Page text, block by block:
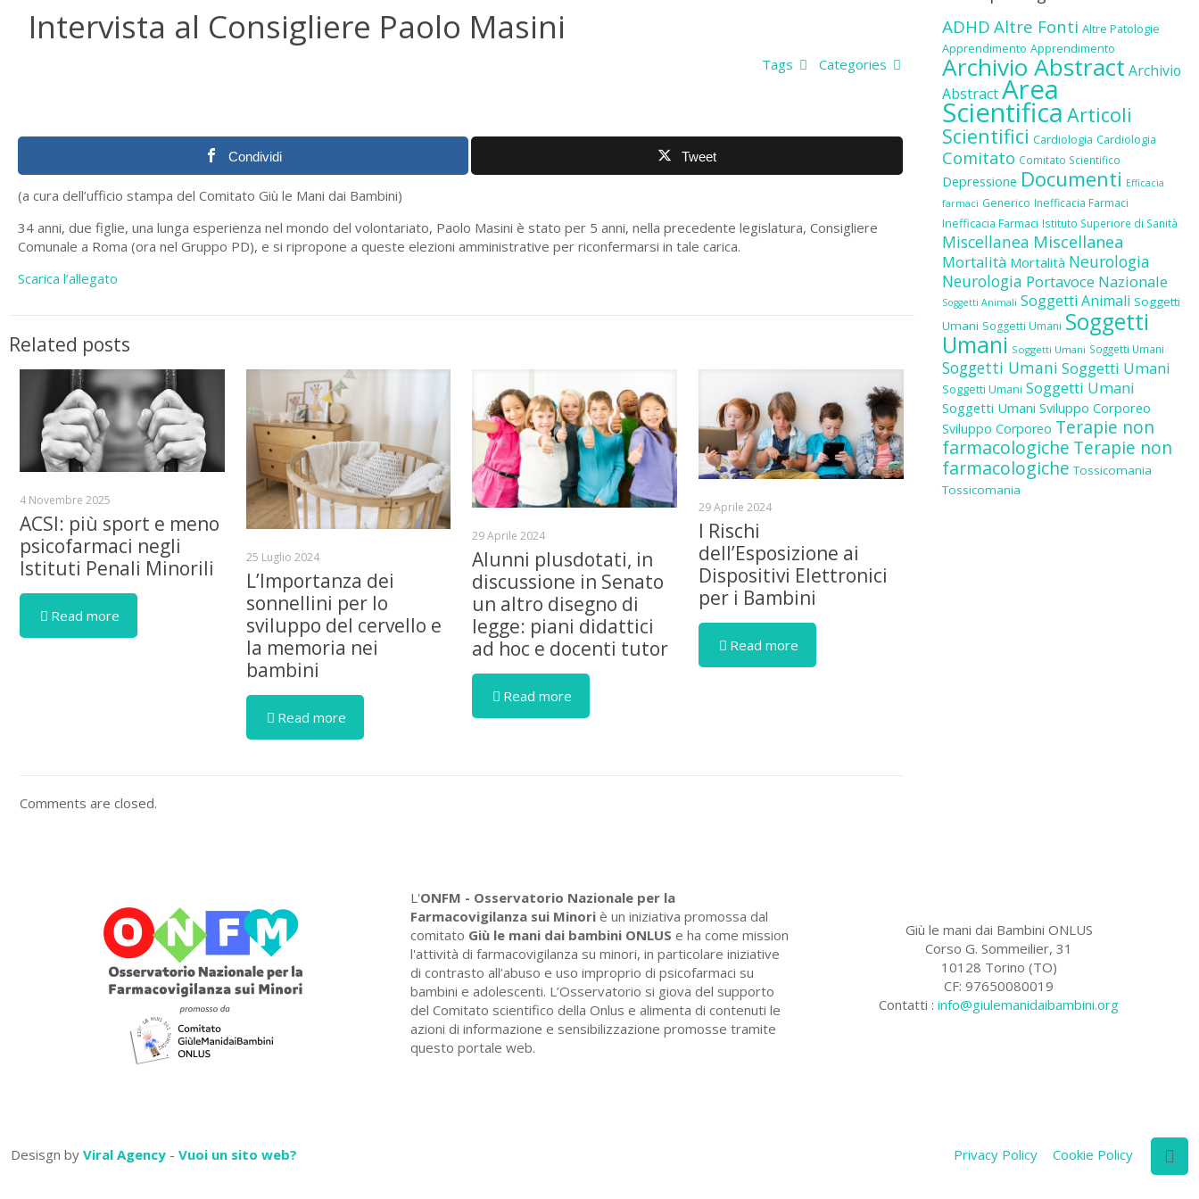
Intervista al Consigliere Paolo Masini
Categories
Tags
Condividi Tweet
(a cura dell’ufficio stampa del Comitato Giù le Mani dai Bambini)
34 anni, due figlie, una lunga esperienza nel mondo del volontariato, Paolo Masini è stato per 5 anni, nella precedente legislatura, Consigliere
Comunale a Roma (ora nel Gruppo PD), e si ripropone a queste elezioni amministrative per riconfermarsi in tale carica.
Scarica l’allegato
Related posts
4 Novembre 2025
ACSI: più sport e meno
psicofarmaci negli
Istituti Penali Minorili
Read more
25 Luglio 2024
L’Importanza dei
sonnellini per lo
sviluppo del cervello e
la memoria nei
bambini
Read more
29 Aprile 2024
Alunni plusdotati, in
discussione in Senato
un altro disegno di
legge: piani didattici
ad hoc e docenti tutor
Read more
29 Aprile 2024
I Rischi
dell’Esposizione ai
Dispositivi Elettronici
per i Bambini
Read more
Comments are closed.
ADHD Altre Fonti Altre Patologie
Apprendimento Apprendimento
Archivio Abstract Archivio
AbstractArea
Scientifica Articoli
Scientifici Cardiologia Cardiologia
Comitato Comitato Scientifico
Depressione Documenti Efficacia
farmaci Generico Inefficacia Farmaci
Inefficacia Farmaci Istituto Superiore di Sanità
Miscellanea Miscellanea
Mortalità Mortalità Neurologia
Neurologia Portavoce Nazionale
Soggetti Animali Soggetti Animali Soggetti
Umani Soggetti Umani Soggetti
Umani Soggetti Umani Soggetti Umani
Soggetti Umani Soggetti Umani
Soggetti Umani Soggetti Umani
Soggetti Umani Sviluppo Corporeo
Sviluppo Corporeo Terapie non
farmacologiche Terapie non
farmacologiche Tossicomania
Tossicomania
L'ONFM - Osservatorio Nazionale per la
Farmacovigilanza sui Minori è un iniziativa promossa dal
comitato Giù le mani dai bambini ONLUS e ha come mission
l'attività di farmacovigilanza su minori, in particolare iniziative
di contrasto all’abuso e uso improprio di psicofarmaci su
bambini e adolescenti. L’Osservatorio si giova del supporto
del Comitato scientifico della Onlus e alimenta di contenuti le
azioni di informazione e sensibilizzazione promosse tramite
questo portale web.
Giù le mani dai Bambini ONLUS
Corso G. Sommeilier, 31
10128 Torino (TO)
CF: 97650080019
Contatti :info@giulemanidaibambini.org
Desisgn by Viral Agency - Vuoi un sito web? Privacy Policy Cookie Policy